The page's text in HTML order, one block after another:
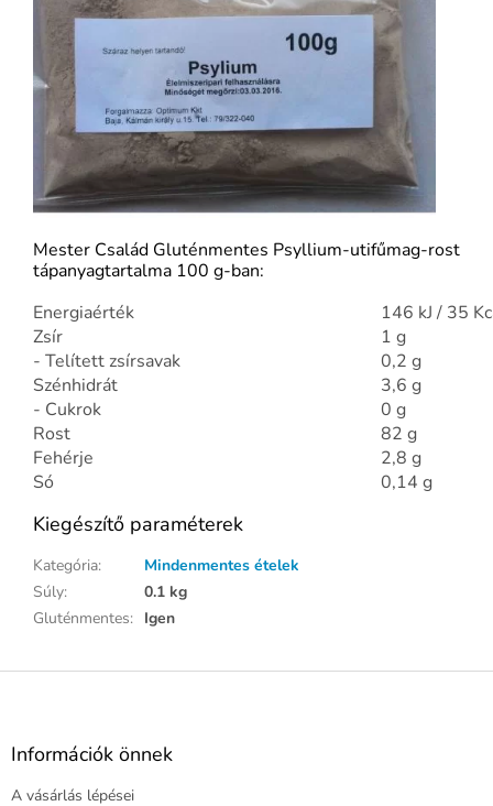
Mester Család Gluténmentes Psyllium-utifűmag-rost
tápanyagtartalma 100 g-ban:
Energiaérték
146 kJ / 35
Zsír
1 g
- Telített zsírsavak
0,2 g
Szénhidrát
3,6 g
- Cukrok
0 g
Rost
82 g
Fehérje
2,8 g
Só
0,14 g
Kiegészítő paraméterek
Kategória:
Mindenmentes ételek
Súly:
0.1 kg
Gluténmentes: Igen
L
Információk önnek
A vásárlás lépései